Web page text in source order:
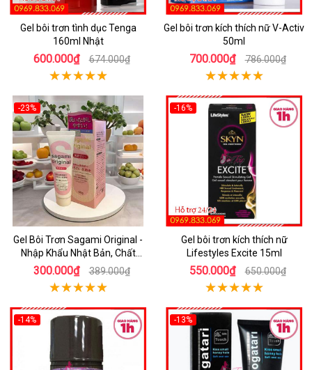
Gel bôi trơn tình dục Tenga
160ml Nhật
600.000₫ 674.000₫
Gel bôi trơn kích thích nữ V-Activ
50ml
700.000₫ 786.000₫
-23%
Gel Bôi Trơn Sagami Original -
Nhập Khẩu Nhật Bản, Chất
Lượng Cao
300.000₫ 389.000₫
-16%
Gel bôi trơn kích thích nữ
Lifestyles Excite 15ml
550.000₫ 650.000₫
-14% -13%